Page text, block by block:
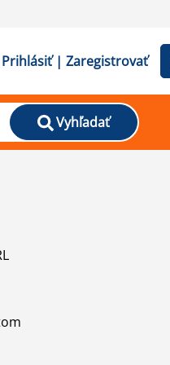
Prihlásiť | Zaregistrovať
Vyhľadať